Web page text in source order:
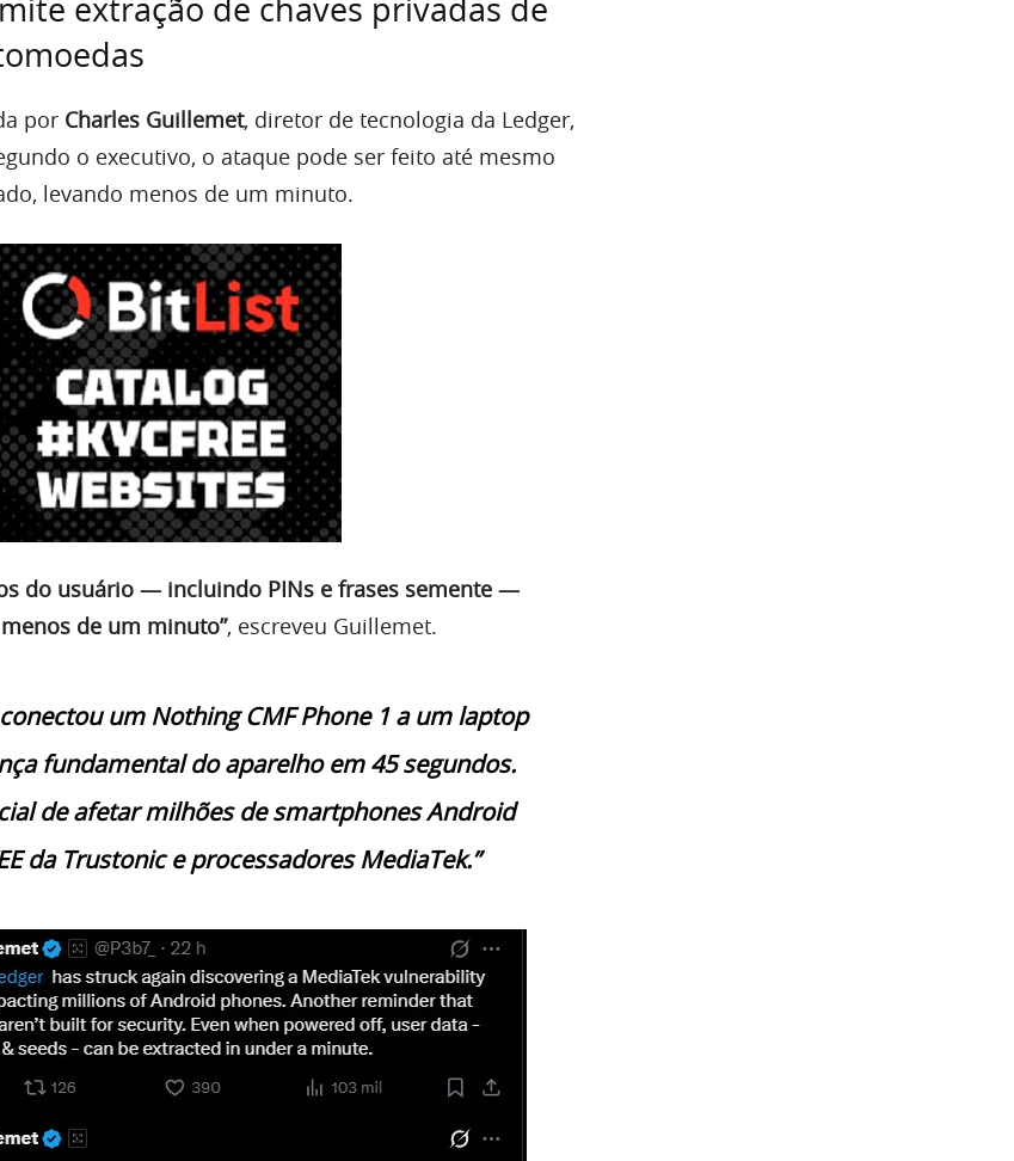
extração de chaves privadas de
por Charles Guillemet, diretor de tecnologia da Ledger,
o executivo, o ataque pode ser feito até mesmo
levando menos de um minuto.
do usuário — incluindo PINs e frases semente —
de um minuto”, escreveu Guillemet.
um Nothing CMF Phone 1 a um laptop
fundamental do aparelho em 45 segundos.
de afetar milhões de smartphones Android
da Trustonic e processadores MediaTek.”